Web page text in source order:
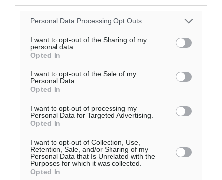
Personal Data Processing Opt Outs
I want to opt-out of the Sharing of my
personal data.
Opted In
I want to opt-out of the Sale of my
Personal Data.
Opted In
I want to opt-out of processing my
Personal Data for Targeted Advertising.
Opted In
I want to opt-out of Collection, Use,
Retention, Sale, and/or Sharing of my
Personal Data that Is Unrelated with the
Purposes for which it was collected.
Opted In
Ροή ειδήσεων